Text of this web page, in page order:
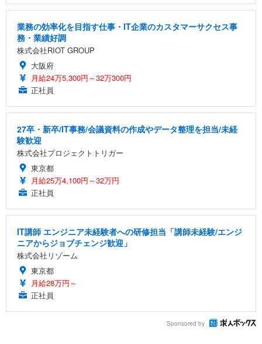
業務の効率化を目指す仕事・IT企業のカスタマーサクセス事
務・業績好調
株式会社RIOT GROUP
大阪府
月給24万5,300円～32万300円
正社員
27卒・新卒/IT事務/会議資料の作成やデータ整理を担当/未経
験歓迎
株式会社プロジェクトトリガー
東京都
月給25万4,100円～32万円
正社員
IT講師 エンジニア未経験者への研修担当「講師未経験/エンジ
ニアからジョブチェンジ歓迎」
株式会社リゾーム
東京都
月給28万円～
正社員
Sponsored by